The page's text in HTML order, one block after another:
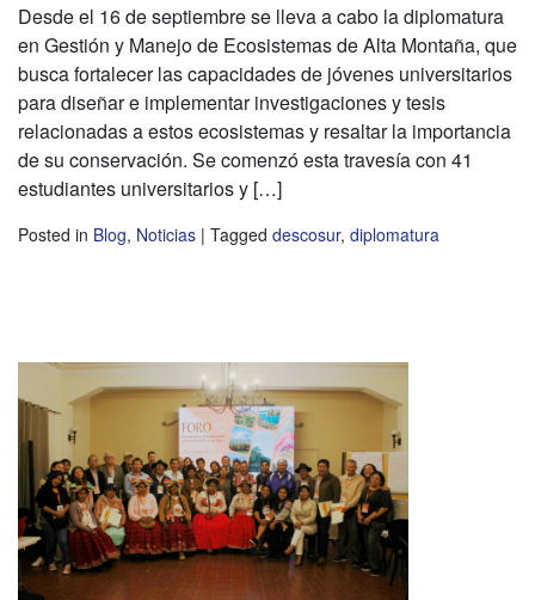
Desde el 16 de septiembre se lleva a cabo la diplomatura
en Gestión y Manejo de Ecosistemas de Alta Montaña, que
busca fortalecer las capacidades de jóvenes universitarios
para diseñar e implementar investigaciones y tesis
relacionadas a estos ecosistemas y resaltar la importancia
de su conservación. Se comenzó esta travesía con 41
estudiantes universitarios y […]
Posted in Blog, Noticias | Tagged descosur, diplomatura